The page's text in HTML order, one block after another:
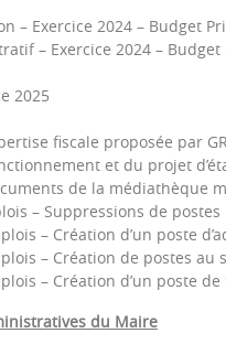
– Exercice 2024 – Budget
– Exercice 2024 – Budget
2025
fiscale proposée par
et du projet
de la médiathèque
– Suppressions de postes
– Création d’un poste
– Création de postes au
– Création d’un poste
du Maire